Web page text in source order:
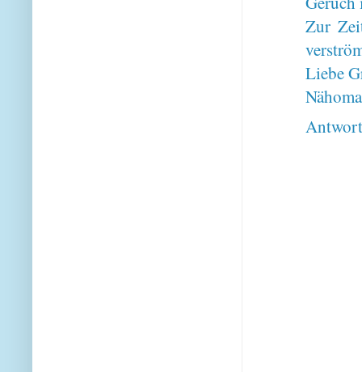
Zur
Liebe
Nähoma